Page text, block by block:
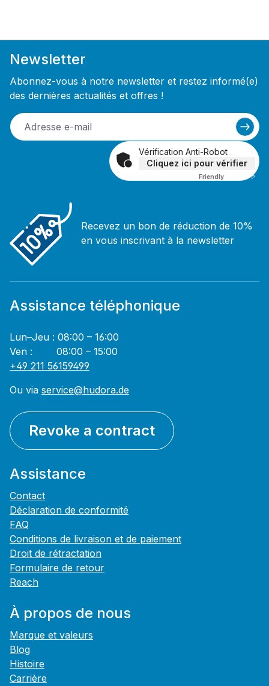
Newsletter
Abonnez-vous à notre newsletter et restez informé(e)
des dernières actualités et offres !
Vérification Anti-Robot
Cliquez ici pour vérifier
Friendly Captcha ⇗
Recevez un bon de réduction de 10%
en vous inscrivant à la newsletter
Assistance téléphonique
Lun–Jeu : 08:00 – 16:00
Ven : 08:00 – 15:00
+49 211 56159499
Ou via service@hudora.de
Revoke a contract
Assistance
Contact
Déclaration de conformité
FAQ
Conditions de livraison et de paiement
Droit de rétractation
Formulaire de retour
Reach
À propos de nous
Marque et valeurs
Blog
Histoire
Carrière